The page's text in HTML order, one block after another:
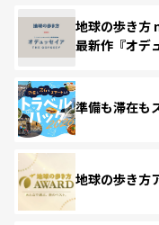
地球の歩き方
最新作『オデ
準備も滞在も
地球の歩き方